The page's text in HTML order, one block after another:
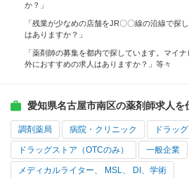
か？」
「残業が少なめの店舗をJR〇〇線の沿線で探
はありますか？」
「薬剤師の募集を都内で探しています。マイ
外におすすめの求人はありますか？」等々
愛知県名古屋市南区の薬剤師求人を
調剤薬局 病院・クリニック ドラッ
ドラッグストア（OTCのみ） 一般企業
メディカルライター、 MSL、 DI、学術